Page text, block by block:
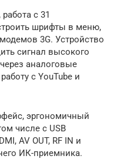
с 31
шрифты в меню,
3G. Устройство
сигнал высокого
аналоговые
с YouTube и
эргономичный
числе с USB
AV OUT, RF IN и
ИК-приемника.